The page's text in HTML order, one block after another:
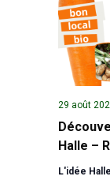
Halle –
29 août
L'idée Halle